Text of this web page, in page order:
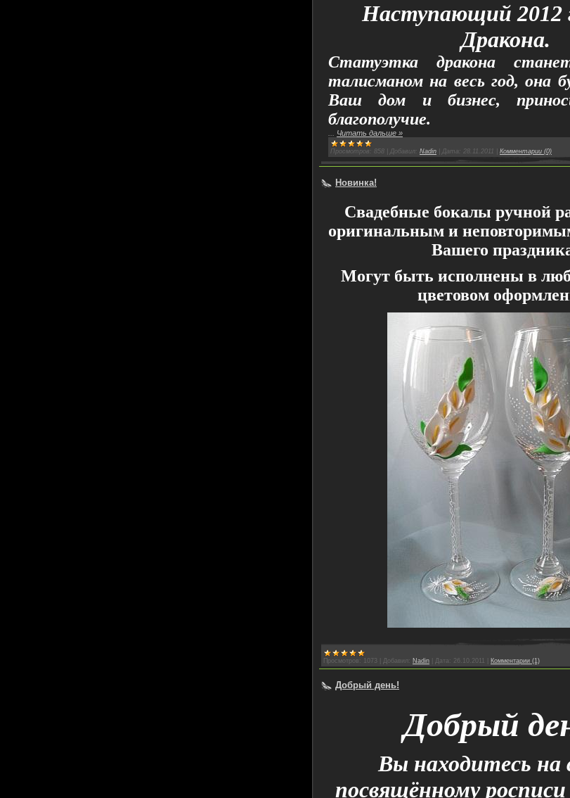
Наступающий 2012
Дракона.
Статуэтка дракона
талисманом на весь год, она
Ваш дом и бизнес,
благополучие.
Читать дальше »
Просмотров: 858 Добавил: Nadin Дата: 28.11.2011 Комментарии (0)
Новинка!
Свадебные бокалы ручной
оригинальным и
Вашего
Могут быть исполнены в
цветовом
Просмотров: 1073 Добавил: Nadin Дата: 26.10.2011 Комментарии (1)
Добрый день!
Добрый
Вы находитесь на
посвящённому